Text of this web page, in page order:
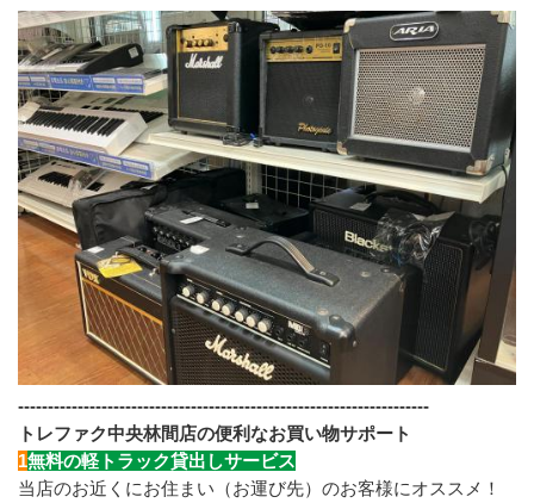
---------------------------------------------------------------------
トレファク中央林間店の便利なお買い物サポート
1無料の軽トラック貸出しサービス
当店のお近くにお住まい（お運び先）のお客様にオススメ！